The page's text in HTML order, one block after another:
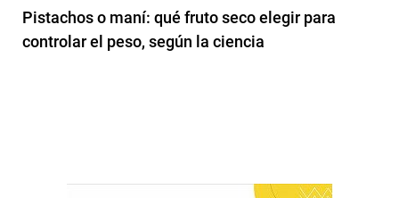
Pistachos o maní: qué fruto seco elegir para
controlar el peso, según la ciencia